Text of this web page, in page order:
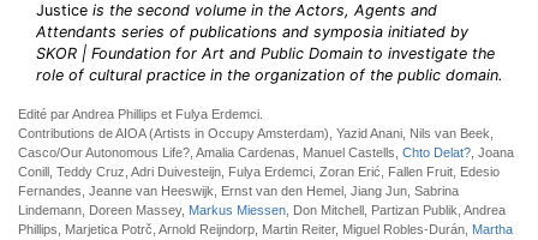
Justice is the second volume in the Actors, Agents and
Attendants series of publications and symposia initiated by
SKOR | Foundation for Art and Public Domain to investigate the
role of cultural practice in the organization of the public domain.
Edité par Andrea Phillips et Fulya Erdemci.
Contributions de AIOA (Artists in Occupy Amsterdam), Yazid Anani, Nils van Beek,
Casco/Our Autonomous Life?, Amalia Cardenas, Manuel Castells, Chto Delat? , Joana
Conill, Teddy Cruz, Adri Duivesteijn, Fulya Erdemci, Zoran Erić, Fallen Fruit, Edesio
Fernandes, Jeanne van Heeswijk, Ernst van den Hemel, Jiang Jun, Sabrina
Lindemann, Doreen Massey, Markus Miessen , Don Mitchell, Partizan Publik, Andrea
Phillips, Marjetica Potrč, Arnold Reijndorp, Martin Reiter, Miguel Robles-Durán, Martha